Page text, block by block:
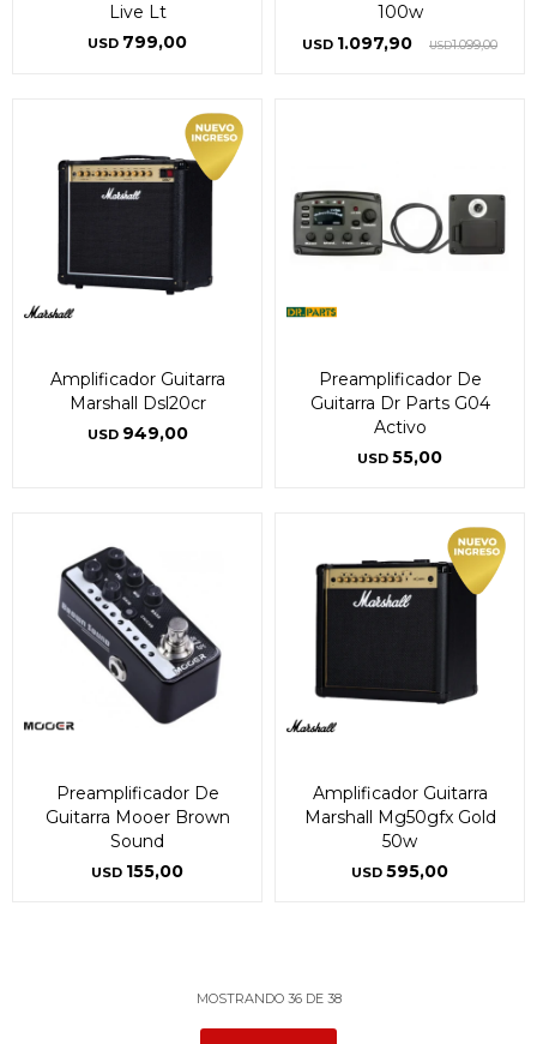
Live Lt
USD 799,00
100w
USD 1.097,90 USD1.099,00
Amplificador Guitarra
Marshall Dsl20cr
USD 949,00
Preamplificador De
Guitarra Dr Parts G04
Activo
USD 55,00
Preamplificador De
Guitarra Mooer Brown
Sound
USD 155,00
Amplificador Guitarra
Marshall Mg50gfx Gold
50w
USD 595,00
MOSTRANDO 36DE 38